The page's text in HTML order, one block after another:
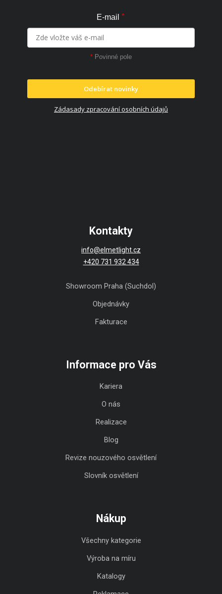
E-mail *
* Povinné pole
Odebírat novinky
Zádasady zpracování osobních údajů
Kontakty
info@elmetlight.cz
+420 731 932 434
Showroom Praha (Suchdol)
Objednávky
Fakturace
Informace pro Vás
Kariera
O nás
Realizace
Blog
Revize nouzového osvětlení
Slovník osvětlení
Nákup
Všechny kategorie
Výroba na míru
Katalogy